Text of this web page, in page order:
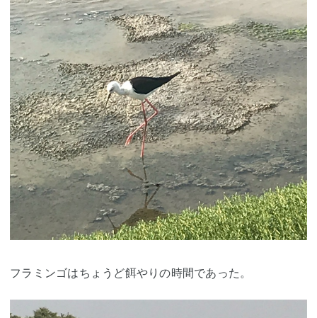
フラミンゴはちょうど餌やりの時間であった。